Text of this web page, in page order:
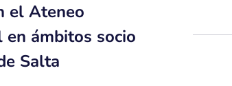
el Ateneo
en ámbitos socio
Salta